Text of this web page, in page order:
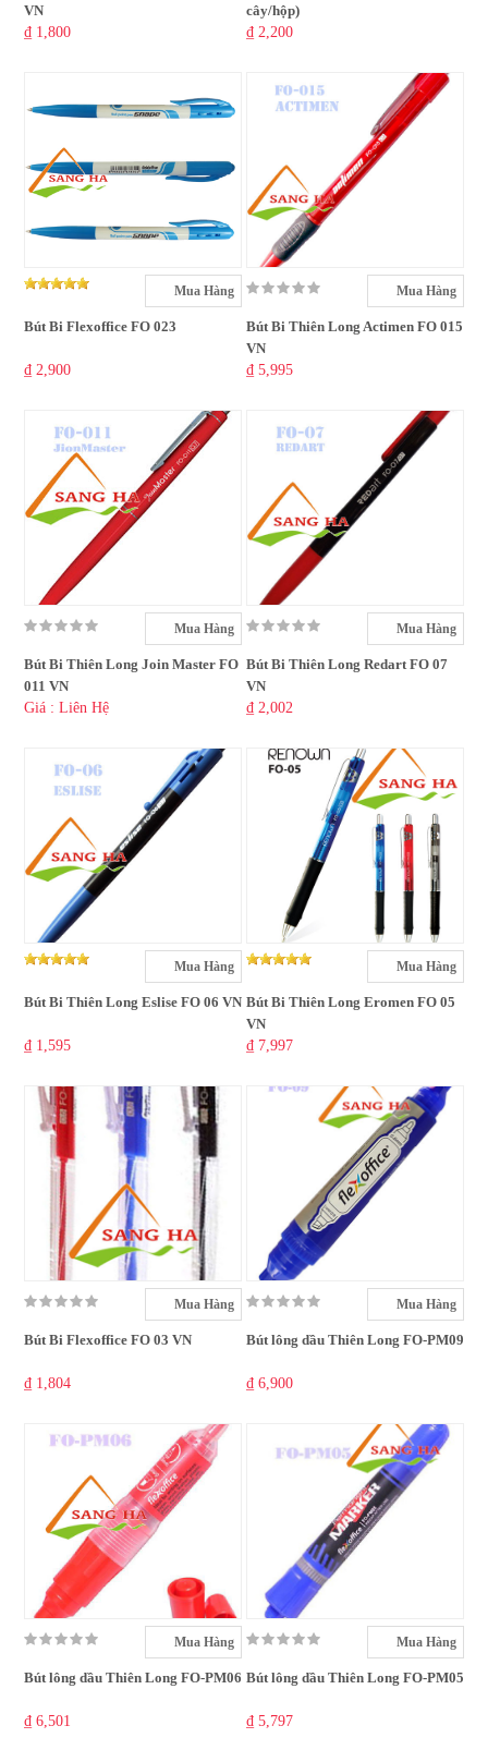
VN
₫ 1,800
cây/hộp)
₫ 2,200
Mua Hàng
Bút Bi Flexoffice FO 023
₫ 2,900
Mua Hàng
Bút Bi Thiên Long Actimen FO 015
VN
₫ 5,995
Mua Hàng
Bút Bi Thiên Long Join Master FO
011 VN
Giá : Liên Hệ
Mua Hàng
Bút Bi Thiên Long Redart FO 07
VN
₫ 2,002
Mua Hàng
Bút Bi Thiên Long Eslise FO 06 VN
₫ 1,595
Mua Hàng
Bút Bi Thiên Long Eromen FO 05
VN
₫ 7,997
Mua Hàng
Bút Bi Flexoffice FO 03 VN
₫ 1,804
Mua Hàng
Bút lông dầu Thiên Long FO-PM09
₫ 6,900
Mua Hàng
Bút lông dầu Thiên Long FO-PM06
₫ 6,501
Mua Hàng
Bút lông dầu Thiên Long FO-PM05
₫ 5,797